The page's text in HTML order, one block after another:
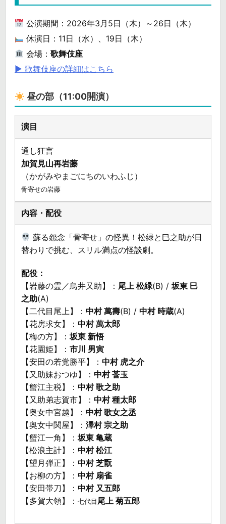
公演期間：2026年3月5日（木）～26日（木）
休演日：11日（水）、19日（木）
会場：歌舞伎座
▶ 歌舞伎座の詳細はこちら
昼の部（11:00開演）
通し狂言
加賀見山再岩藤
（かがみやまごにちのいわふじ）
骨寄せの岩藤
蘇る怨念「骨寄せ」の怪異！松緑と巳之助が日
替わりで挑む、スリル満点の怪談劇。
配役：
【岩藤の霊／鳥井又助】： 尾上 松緑(B) / 坂東 巳
之助(A)
【二代目尾上】： 中村 萬壽(B) / 中村 時蔵(A)
【花房求女】： 中村 萬太郎
【梅の方】： 坂東 新悟
【花園姫】： 市川 男寅
【安田の若党勝平】： 中村 虎之介
【又助妹おつゆ】： 中村 莟玉
【蟹江主税】： 中村 歌之助
【又助弟志賀市】： 中村 種太郎
【奥女中宮越】： 中村 歌女之丞
【奥女中関屋】： 澤村 宗之助
【蟹江一角】： 坂東 亀蔵
【松浪主計】： 中村 松江
【望月弾正】： 中村 芝翫
【お柳の方】： 中村 扇雀
【安田帯刀】： 中村 又五郎
【多賀大領】： 七代目 尾上 菊五郎